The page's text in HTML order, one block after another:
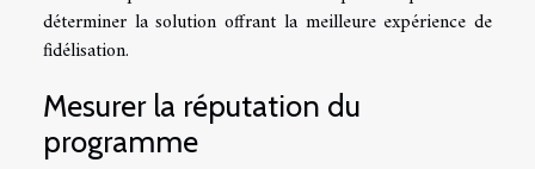
déterminer la solution offrant la meilleure expérience de
fidélisation.
Mesurer la réputation du
programme